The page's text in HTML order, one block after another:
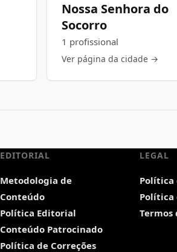
Nossa Senhora do
Socorro
1 profissional
Ver página da cidade →
EDITORIAL
Metodologia de
Conteúdo
Política Editorial
Conteúdo Patrocinado
Política de Correções
LEGAL
Política
Política
Termos